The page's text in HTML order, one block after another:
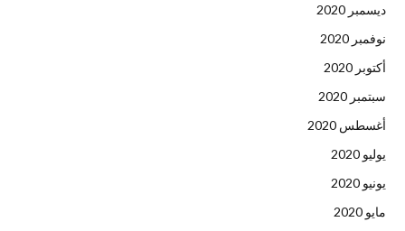
ديسمبر 2020
نوفمبر 2020
أكتوبر 2020
سبتمبر 2020
أغسطس 2020
يوليو 2020
يونيو 2020
مايو 2020